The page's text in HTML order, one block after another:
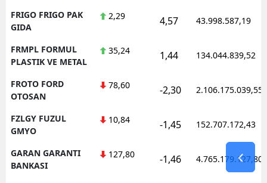
FRIGO FRIGO PAK
GIDA
2,29 4,57 43.998.587,19
FRMPL FORMUL
PLASTIK VE METAL
35,24 1,44 134.044.839,52
FROTO FORD
OTOSAN
78,60 -2,30 2.106.175.039,55
FZLGY FUZUL
GMYO
10,84 -1,45 152.707.172,43
GARAN GARANTI
BANKASI
127,80 -1,46 4.765.179.127,80